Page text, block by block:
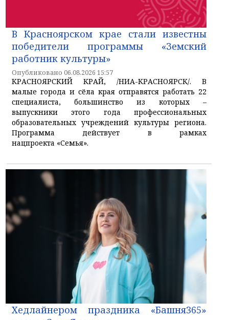
В Красноярском крае стали известны
победители программы «Земский
работник культуры»
Опубликовано 06.08.2026 15:57
КРАСНОЯРСКИЙ КРАЙ, /НИА-КРАСНОЯРСК/. В
малые города и сёла края отправятся работать 22
специалиста, большинство из которых –
выпускники этого года профессиональных
образовательных учреждений культуры региона.
Программа действует в рамках
нацпроекта «Семья».
Хедлайнером праздника «Башня365»